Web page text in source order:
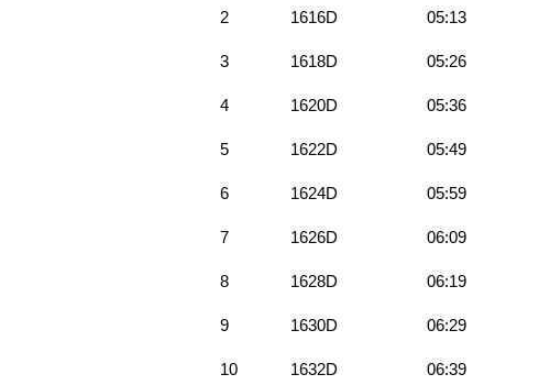
2 1616D 05:13
3 1618D 05:26
4 1620D 05:36
5 1622D 05:49
6 1624D 05:59
7 1626D 06:09
8 1628D 06:19
9 1630D 06:29
10 1632D 06:39